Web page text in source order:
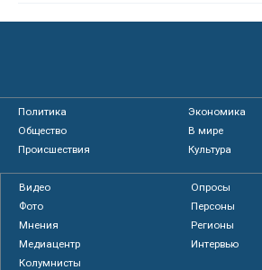
Политика
Экономика
Общество
В мире
Происшествия
Культура
Видео
Опросы
Фото
Персоны
Мнения
Регионы
Медиацентр
Интервью
Колумнисты